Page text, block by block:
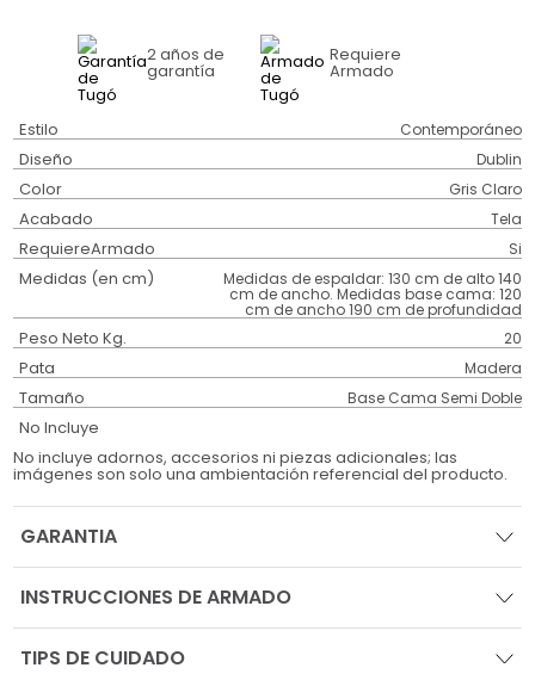
2 años de
garantía
Requiere
Armado
Estilo Contemporáneo
Diseño Dublin
Color Gris Claro
Acabado Tela
RequiereArmado Si
Medidas (en cm) Medidas de espaldar: 130 cm de alto 140
cm de ancho. Medidas base cama: 120
cm de ancho 190 cm de profundidad
Peso Neto Kg. 20
Pata Madera
Tamaño Base Cama Semi Doble
No Incluye
No incluye adornos, accesorios ni piezas adicionales; las
imágenes son solo una ambientación referencial del producto.
GARANTIA
INSTRUCCIONES DE ARMADO
TIPS DE CUIDADO